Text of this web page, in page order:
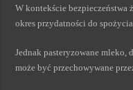
W kontekście bezpieczeństwa
okres przydatności do
Jednak pasteryzowane mleko,
może być przechowywane